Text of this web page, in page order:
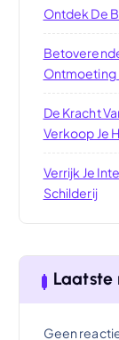
Ontdek De
Ontmoeting
De Kracht
Verkoop Je
Verrijk Je
Schilderij
Laatste
Geen